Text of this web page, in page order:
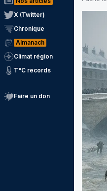
X (Twitter)
Chronique
Almanach
Climat région
T°C records
Faire un don